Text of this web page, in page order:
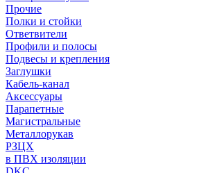
Прочие
Полки и стойки
Ответвители
Профили и полосы
Подвесы и крепления
Заглушки
Кабель-канал
Аксессуары
Парапетные
Магистральные
Металлорукав
РЗЦХ
в ПВХ изоляции